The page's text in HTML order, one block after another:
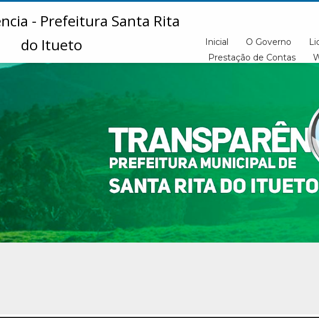
Inicial O Governo
Prestação de Contas